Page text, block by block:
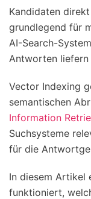
Kandidaten
grundlegend für
AI-Search-
Antworten liefern
Vector Indexing
semantischen
Information
Suchsysteme
für die
In diesem Artikel
funktioniert,